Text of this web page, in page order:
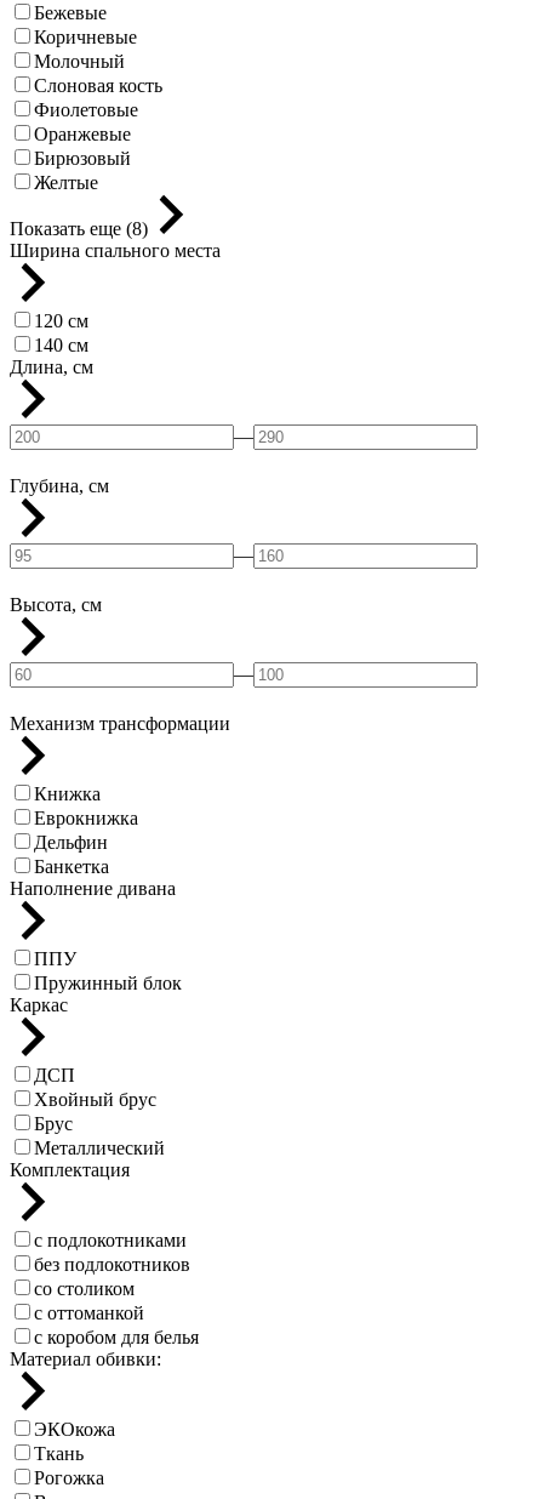
Бежевые
Коричневые
Молочный
Слоновая кость
Фиолетовые
Оранжевые
Бирюзовый
Желтые
Показать еще (8)
Ширина спального места
120 см
140 см
Длина, см
—
Глубина, см
—
Высота, см
—
Механизм трансформации
Книжка
Еврокнижка
Дельфин
Банкетка
Наполнение дивана
ППУ
Пружинный блок
Каркас
ДСП
Хвойный брус
Брус
Металлический
Комплектация
с подлокотниками
без подлокотников
со столиком
с оттоманкой
с коробом для белья
Материал обивки:
ЭКОкожа
Ткань
Рогожка